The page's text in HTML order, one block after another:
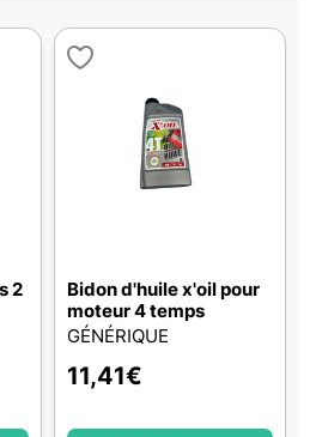
2
Bidon d'huile x'oil pour
moteur 4 temps
GÉNÉRIQUE
11,41€